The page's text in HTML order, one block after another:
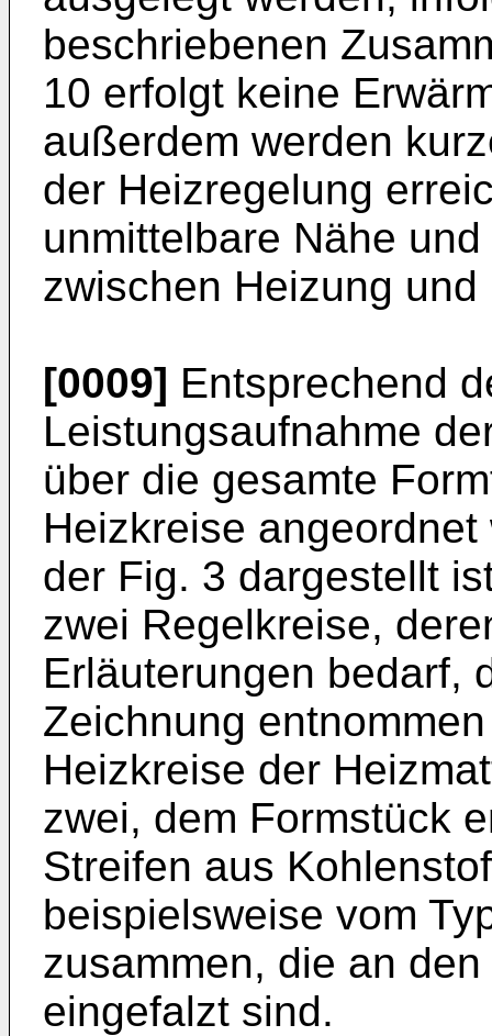
beschriebenen
10 erfolgt keine
außerdem werden
der Heizregelung
unmittelbare Nähe
zwischen Heizung
[0009] Entsprechend
Leistungsaufnahme
über die gesamte
Heizkreise
der Fig. 3 dargestellt
zwei Regelkreise,
Erläuterungen bedarf,
Zeichnung
Heizkreise der
zwei, dem Formstück
Streifen aus
beispielsweise vom
zusammen, die an
eingefalzt sind.